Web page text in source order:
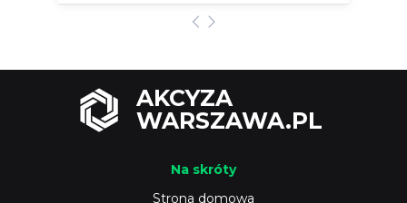
AKCYZA
WARSZAWA.PL
Na skróty
Strona domowa